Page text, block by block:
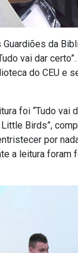
da
vai dar
do CEU e
foi “Tudo vai
Birds”,
por
a leitura